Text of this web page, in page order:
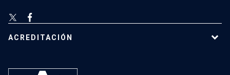
ACREDITACIÓN